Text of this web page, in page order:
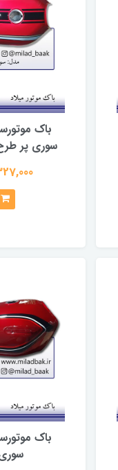
باک
سوری پر
3,327,000
باک